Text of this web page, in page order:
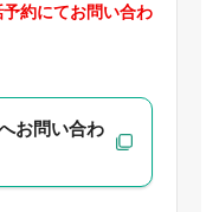
約にてお問い合わ
お問い合わ